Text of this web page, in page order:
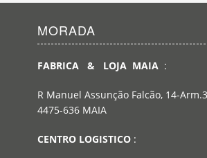
MORADA
FABRICA & LOJA MAIA :
R Manuel Assunção Falcão, 14-
4475-636 MAIA
CENTRO LOGISTICO :